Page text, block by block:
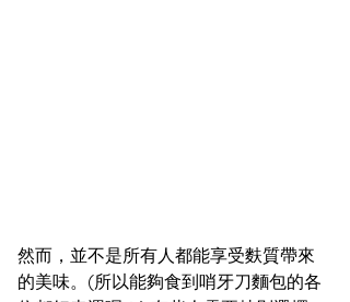
然而，並不是所有人都能享受麩質帶來
的美味。(所以能夠食到哨牙刀麵包的各